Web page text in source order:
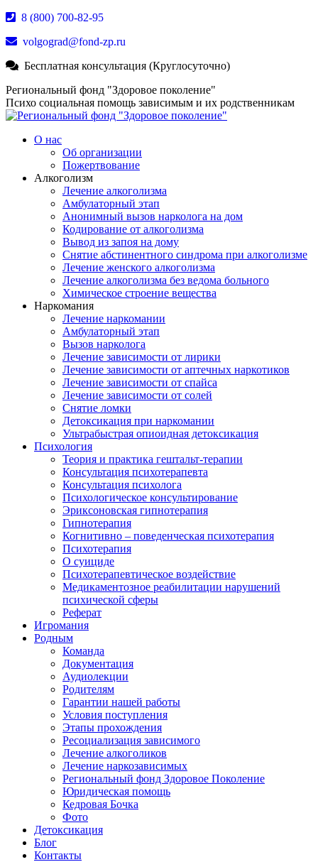
Перейти
содержанию
8 (800) 700-82-95
volgograd@fond-zp.ru
Бесплатная консультация (Круглосуточно)
Страница
Whatsapp
открывается
новом
Страница
Телеграм
открывается
новом
Страница
YouTube
открывается
новом
Региональный фонд "Здоровое поколение"
Психо социальная помощь зависимым и их родственникам
О нас
Об организации
Пожертвование
Алкоголизм
Лечение алкоголизма
Амбулаторный этап
Анонимный вызов нарколога на дом
Кодирование от алкоголизма
Вывод из запоя на дому
Снятие абстинентного синдрома при алкоголизме
Лечение женского алкоголизма
Лечение алкоголизма без ведома больного
Химическое строение вещества
Наркомания
Лечение наркомании
Амбулаторный этап
Вызов нарколога
Лечение зависимости от лирики
Лечение зависимости от аптечных наркотиков
Лечение зависимости от спайса
Лечение зависимости от солей
Снятие ломки
Детоксикация при наркомании
Ультрабыстрая опиоидная детоксикация
Психология
Теория и практика гештальт-терапии
Консультация психотерапевта
Консультация психолога
Психологическое консультирование
Эриксоновская гипнотерапия
Гипнотерапия
Когнитивно – поведенческая психотерапия
Психотерапия
О суициде
Психотерапевтическое воздействие
Медикаментозное реабилитации нарушений
психической сферы
Реферат
Игромания
Родным
Команда
Документация
Аудиолекции
Родителям
Гарантии нашей работы
Условия поступления
Этапы прохождения
Ресоциализация зависимого
Лечение алкоголиков
Лечение наркозависимых
Региональный фонд Здоровое Поколение
Юридическая помощь
Кедровая Бочка
Фото
Детоксикация
Блог
Контакты